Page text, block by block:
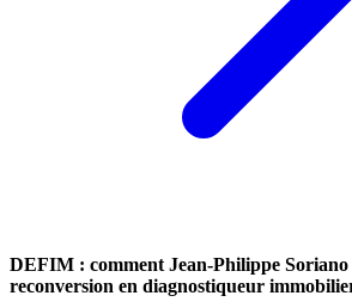
DEFIM : comment Jean-Philippe Soriano
reconversion en diagnostiqueur